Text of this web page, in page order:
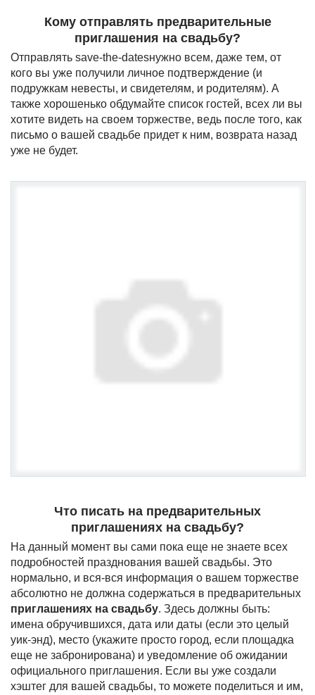
Кому отправлять предварительные
приглашения на свадьбу?
Отправлять save-the-datesнужно всем, даже тем, от
кого вы уже получили личное подтверждение (и
подружкам невесты, и свидетелям, и родителям). А
также хорошенько обдумайте список гостей, всех ли вы
хотите видеть на своем торжестве, ведь после того, как
письмо о вашей свадьбе придет к ним, возврата назад
уже не будет.
Что писать на предварительных
приглашениях на свадьбу?
На данный момент вы сами пока еще не знаете всех
подробностей празднования вашей свадьбы. Это
нормально, и вся-вся информация о вашем торжестве
абсолютно не должна содержаться в предварительных
приглашениях на свадьбу. Здесь должны быть:
имена обручившихся, дата или даты (если это целый
уик-энд), место (укажите просто город, если площадка
еще не забронирована) и уведомление об ожидании
официального приглашения. Если вы уже создали
хэштег для вашей свадьбы, то можете поделиться и им,